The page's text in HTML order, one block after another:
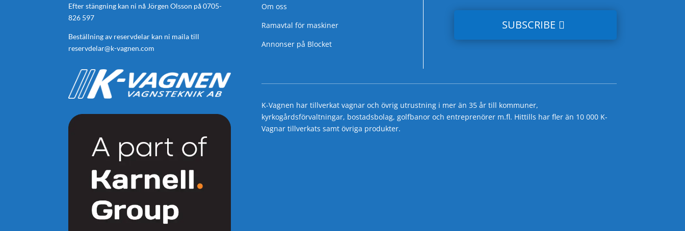
Efter stängning kan ni nå Jörgen Olsson på0705-
826 597
Beställning av reservdelar kan ni maila till
reservdelar@k-vagnen.com
Om oss
Ramavtal för maskiner
Annonser på Blocket
SUBSCRIBE
K-Vagnen har tillverkat vagnar och övrig utrustning i mer än 35 år till kommuner,
kyrkogårdsförvaltningar, bostadsbolag, golfbanor och entreprenörer m.fl. Hittills har fler än 10 000 K-
Vagnar tillverkats samt övriga produkter.